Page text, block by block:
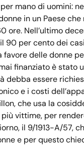
mano di uomini:
in un Paese che
Nell’ultimo
per cento dei
delle donne
finanziato è stato
essere
e i costi
che usa la
vittime, per
il 9/1913-A/57,
e per questo